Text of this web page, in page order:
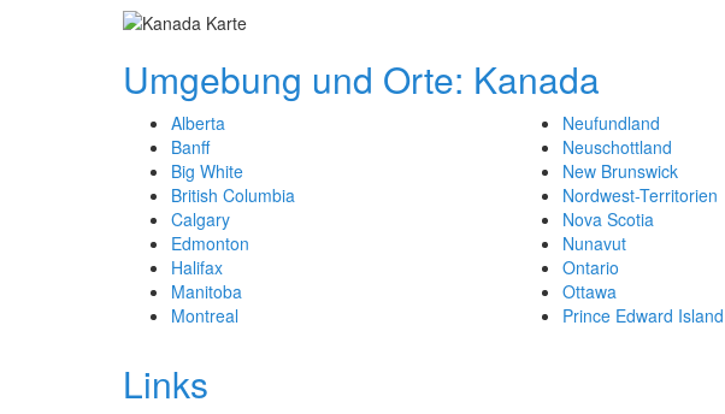
Umgebung und Orte: Kanada
Alberta
Banff
Big White
British Columbia
Calgary
Edmonton
Halifax
Manitoba
Montreal
Neufundland
Neuschottland
New Brunswick
Nordwest-Territorien
Nova Scotia
Nunavut
Ontario
Ottawa
Prince Edward Island
Links